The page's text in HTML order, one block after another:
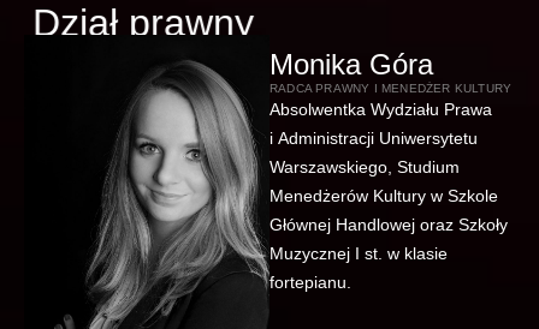
Dział prawny
Monika Góra
RADCA PRAWNY I MENEDŻER KULTURY
Absolwentka Wydziału Prawa
i Administracji Uniwersytetu
Warszawskiego, Studium
Menedżerów Kultury w Szkole
Głównej Handlowej oraz Szkoły
Muzycznej I st. w klasie
fortepianu.